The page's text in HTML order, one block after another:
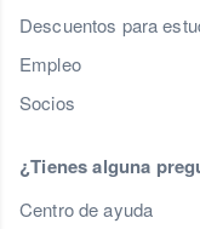
Descuentos para
Empleo
Socios
¿Tienes alguna
Centro de ayuda